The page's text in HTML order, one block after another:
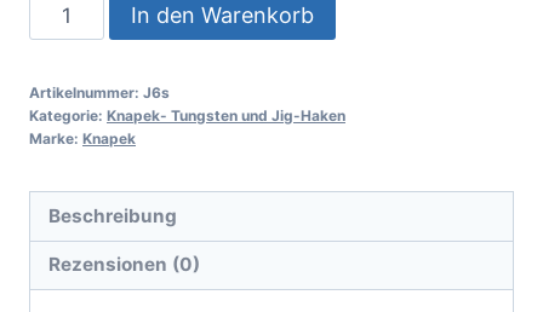
In den Warenkorb
Artikelnummer: J6s
Kategorie: Knapek- Tungsten und Jig-Haken
Marke: Knapek
Beschreibung
Rezensionen (0)